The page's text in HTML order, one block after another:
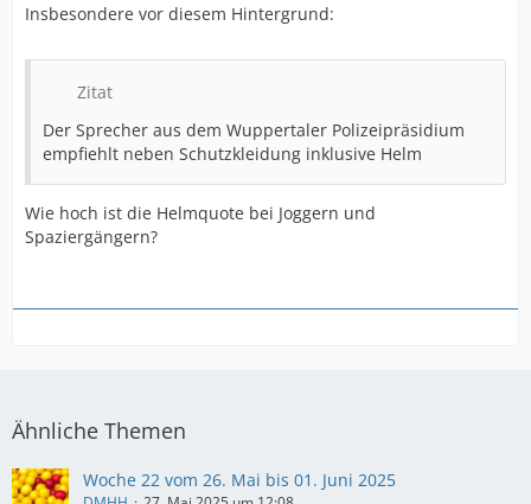
Insbesondere vor diesem Hintergrund:
Zitat
Der Sprecher aus dem Wuppertaler Polizeipräsidium
empfiehlt neben Schutzkleidung inklusive Helm
Wie hoch ist die Helmquote bei Joggern und
Spaziergängern?
Ähnliche Themen
Woche 22 vom 26. Mai bis 01. Juni 2025